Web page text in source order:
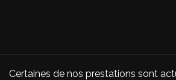
Certaines de nos prestations sont